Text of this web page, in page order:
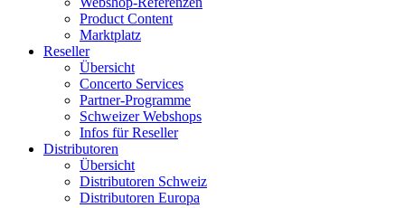
Product Content
Marktplatz
Reseller
Übersicht
Concerto Services
Partner-Programme
Schweizer Webshops
Infos für Reseller
Distributoren
Übersicht
Distributoren Schweiz
Distributoren Europa